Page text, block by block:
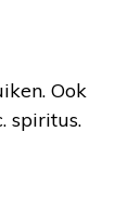
Ook
spiritus.